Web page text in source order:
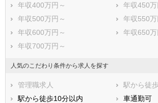
年収400万円～
年収450万
年収500万円～
年収550万
年収600万円～
年収650万
年収700万円～
人気のこだわり条件から求人を探す
管理職求人
駅から徒
駅から徒歩10分以内
車通勤可